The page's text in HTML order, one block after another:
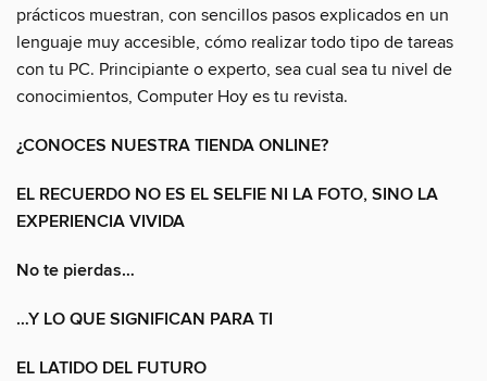
prácticos muestran, con sencillos pasos explicados en un
lenguaje muy accesible, cómo realizar todo tipo de tareas
con tu PC. Principiante o experto, sea cual sea tu nivel de
conocimientos, Computer Hoy es tu revista.
¿CONOCES NUESTRA TIENDA ONLINE?
EL RECUERDO NO ES EL SELFIE NI LA FOTO, SINO LA
EXPERIENCIA VIVIDA
No te pierdas…
…Y LO QUE SIGNIFICAN PARA TI
EL LATIDO DEL FUTURO